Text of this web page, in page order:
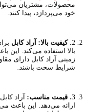
محصولات، مشتریان
خود می‌پردازد، پیدا کنند.
2. کیفیت بالا: آراد کابل
بالا استفاده می‌کند. این
زمینی آراد کابل دارای
شرایط سخت باشند.
3. قیمت مناسب: آراد
ارائه می‌دهد. این باعث